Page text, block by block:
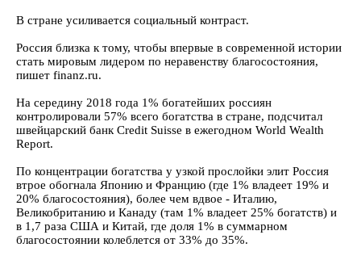
В стране усиливается социальный контраст.
Россия близка к тому, чтобы впервые в современной истории
стать мировым лидером по неравенству благосостояния,
пишет finanz.ru.
На середину 2018 года 1% богатейших россиян
контролировали 57% всего богатства в стране, подсчитал
швейцарский банк Credit Suisse в ежегодном World Wealth
Report.
По концентрации богатства у узкой прослойки элит Россия
втрое обогнала Японию и Францию (где 1% владеет 19% и
20% благосостояния), более чем вдвое - Италию,
Великобританию и Канаду (там 1% владеет 25% богатств) и
в 1,7 раза США и Китай, где доля 1% в суммарном
благосостоянии колеблется от 33% до 35%.